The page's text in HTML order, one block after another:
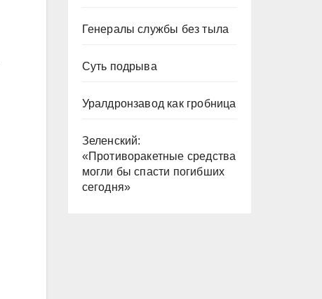
Генералы службы без тыла
Суть подрыва
Уралдронзавод как гробница
Зеленский:
«Противоракетные средства
могли бы спасти погибших
сегодня»